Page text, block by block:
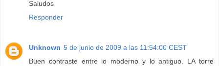
Saludos
Responder
Unknown 5 de junio de 2009 a las 11:54:00 CEST
Buen contraste entre lo moderno y lo antiguo. LA torre